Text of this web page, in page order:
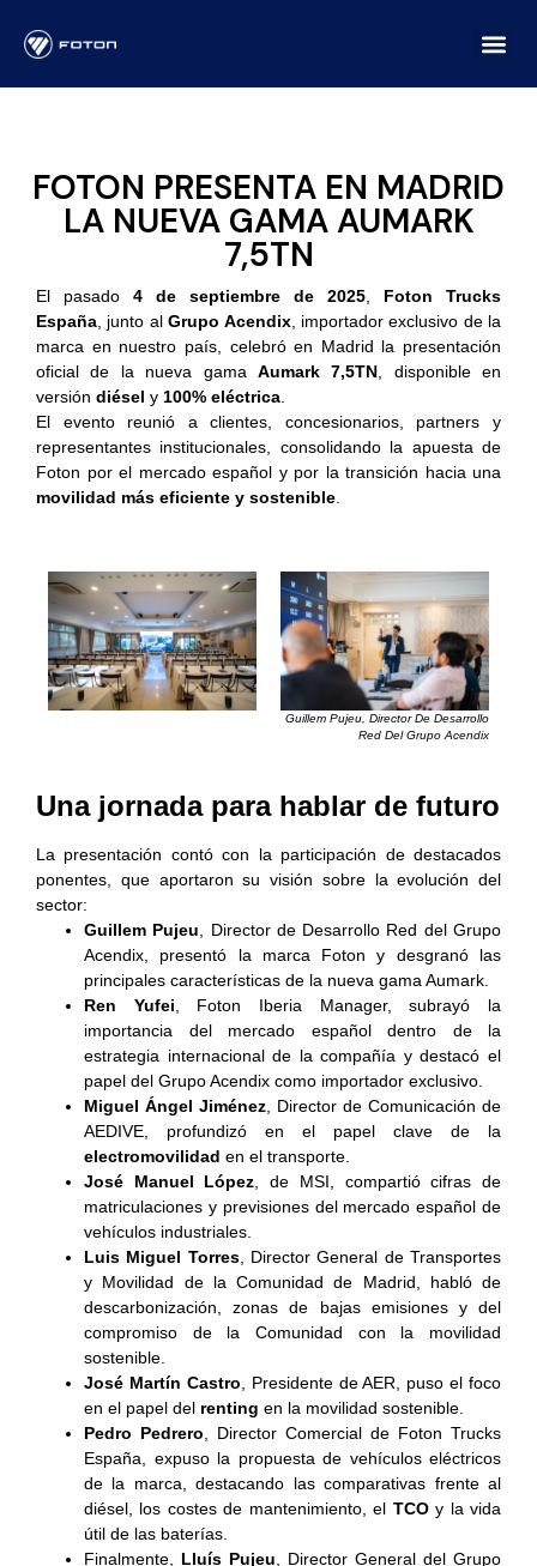
FOTON PRESENTA EN MADRID
LA NUEVA GAMA AUMARK
7,5TN
El pasado 4 de septiembre de 2025
Foton Trucks
España , junto alGrupo Acendix, importador exclusivo de la
marca en nuestro país, celebró en Madrid la presentación
oficial de la nueva gama Aumark 7,5TN , disponible en
versión diésel y 100% eléctrica
El evento reunió a clientes, concesionarios, partners y
representantes institucionales, consolidando la apuesta de
Foton por el mercado español y por la transición hacia una
movilidad más eficiente y sostenible
Guillem Pujeu, Director De Desarrollo
Red Del Grupo Acendix
Una jornada para hablar de futuro
La presentación contó con la participación de destacados
ponentes, que aportaron su visión sobre la evolución del
sector:
Guillem Pujeu , Director de Desarrollo Red del Grupo
Acendix, presentó la marca Foton y desgranó las
principales características de la nueva gama Aumark.
Ren Yufei , Foton Iberia Manager, subrayó la
importancia del mercado español dentro de la
estrategia internacional de la compañía y destacó el
papel del Grupo Acendix como importador exclusivo.
Miguel Ángel Jiménez , Director de Comunicación de
AEDIVE, profundizó en el papel clave de la
electromovilidad en el transporte.
José Manuel López , de MSI, compartió cifras de
matriculaciones y previsiones del mercado español de
vehículos industriales.
Luis Miguel Torres, Director General de Transportes
y Movilidad de la Comunidad de Madrid, habló de
descarbonización, zonas de bajas emisiones y del
compromiso de la Comunidad con la movilidad
sostenible.
José Martín Castro , Presidente de AER, puso el foco
en el papel del renting en la movilidad sostenible.
Pedro Pedrero , Director Comercial de Foton Trucks
España, expuso la propuesta de vehículos eléctricos
de la marca, destacando las comparativas frente al
diésel, los costes de mantenimiento, el TCOy la vida
útil de las baterías.
Finalmente, Lluís Pujeu , Director General del Grupo